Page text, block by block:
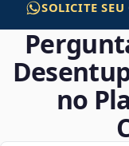
SOLICITE
no